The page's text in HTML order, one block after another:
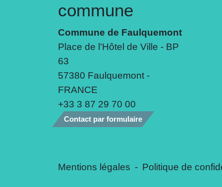
commune
Commune de Faulquemont
Place de l'Hôtel de Ville - BP
63
57380 Faulquemont -
FRANCE
+33 3 87 29 70 00
Contact par formulaire
Mentions légales - Politique de